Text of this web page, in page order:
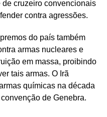
cruzeiro convencionais
contra agressões.
do país também
armas nucleares e
em massa, proibindo
tais armas. O Irã
químicas na década
de Genebra.